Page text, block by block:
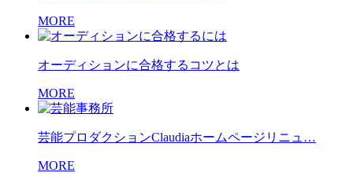
MORE
オーディションに合格するコツとは
MORE
芸能プロダクションClaudiaホームページリニュ…
MORE